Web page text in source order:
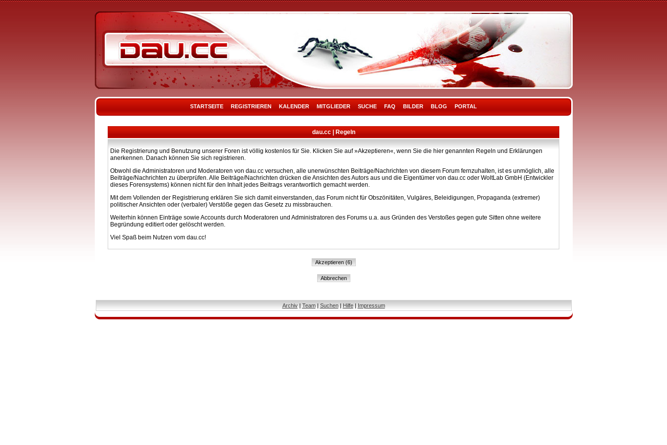
STARTSEITE REGISTRIEREN KALENDER MITGLIEDER SUCHE FAQ BILDER BLOG PORTAL
dau.cc | Regeln
Die Registrierung und Benutzung unserer Foren ist völlig kostenlos für Sie. Klicken Sie auf »Akzeptieren«, wenn Sie die hier genannten Regeln und Erklärungen
anerkennen. Danach können Sie sich registrieren.
Obwohl die Administratoren und Moderatoren von dau.cc versuchen, alle unerwünschten Beiträge/Nachrichten von diesem Forum fernzuhalten, ist es unmöglich, alle
Beiträge/Nachrichten zu überprüfen. Alle Beiträge/Nachrichten drücken die Ansichten des Autors aus und die Eigentümer von dau.cc oder WoltLab GmbH (Entwickler
dieses Forensystems) können nicht für den Inhalt jedes Beitrags verantwortlich gemacht werden.
Mit dem Vollenden der Registrierung erklären Sie sich damit einverstanden, das Forum nicht für Obszönitäten, Vulgäres, Beleidigungen, Propaganda (extremer)
politischer Ansichten oder (verbaler) Verstöße gegen das Gesetz zu missbrauchen.
Weiterhin können Einträge sowie Accounts durch Moderatoren und Administratoren des Forums u.a. aus Gründen des Verstoßes gegen gute Sitten ohne weitere
Begründung editiert oder gelöscht werden.
Viel Spaß beim Nutzen vom dau.cc!
Archiv| Team| Suchen| Hilfe| Impressum